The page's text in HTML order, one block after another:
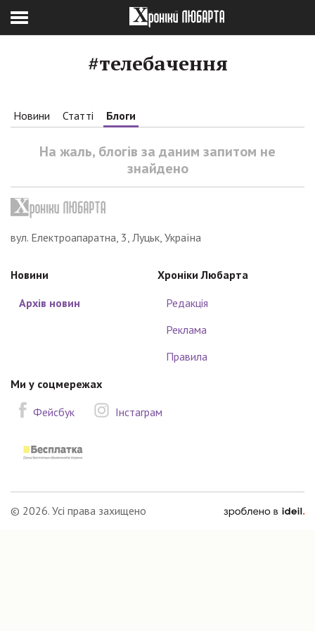
#телебачення
Новини Статті Блоги
На жаль, блогів за даним запитом не
знайдено
вул. Електроапаратна, 3, Луцьк, Україна
Новини
Архів новин
Хроніки Любарта
Редакція
Реклама
Правила
Ми у соцмережах
Фейсбук
Інстаграм
© 2026. Усі права захищено
зроблено